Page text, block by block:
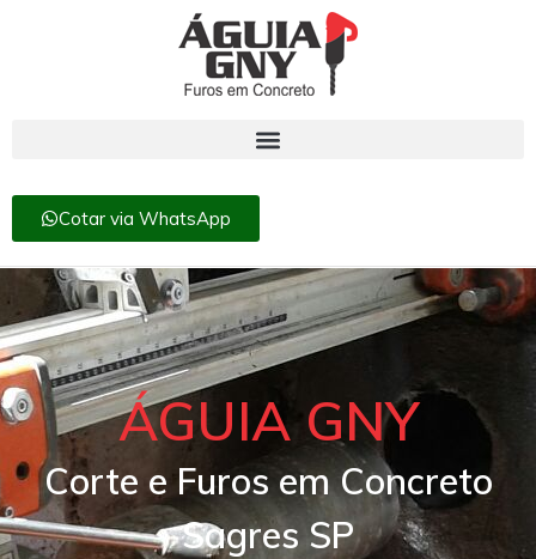
Cotar via WhatsApp
ÁGUIA GNY
Corte e Furos em Concreto
Sagres SP